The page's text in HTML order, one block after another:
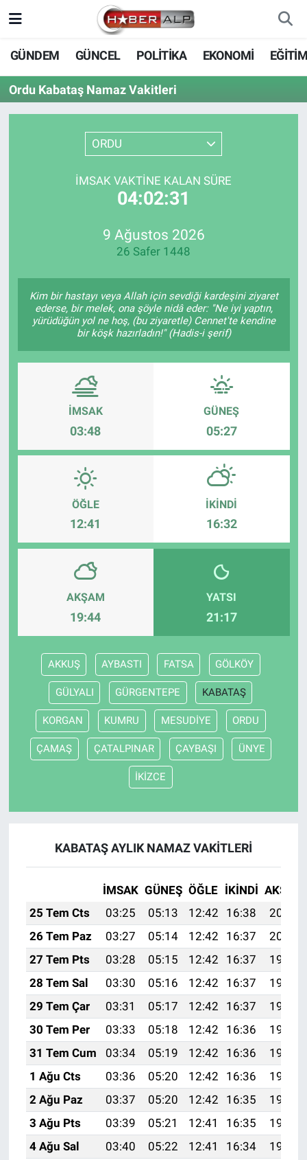
GÜNDEM GÜNCEL POLİTİKA EKONOMİ
Ordu Kabataş Namaz Vakitleri
ORDU
İMSAK VAKTINE KALAN SÜRE
04:02:31
9 Ağustos 2026
26 Safer 1448
Kim bir hastayı veya Allah için sevdiği kardeşini ziyaret
ederse, bir melek, ona şöyle nidâ eder: "Ne iyi yaptın,
yürüdüğün yol ne hoş, (bu ziyaretle) Cennet'te kendine
bir köşk hazırladın!" (Hadis-i şerif)
İMSAK
03:48
GÜNEŞ
05:27
ÖĞLE
12:41
İKINDI
16:32
AKŞAM
19:44
YATSI
21:17
AKKUŞ AYBASTI FATSA GÖLKÖY
GÜLYALI GÜRGENTEPE KABATAŞ
KORGAN KUMRU MESUDİYE ORDU
ÇAMAŞ ÇATALPINAR ÇAYBAŞI ÜNYE
İKİZCE
KABATAŞ AYLIK NAMAZ VAKITLERI
İMSAK GÜNEŞ ÖĞLE İKINDI AKŞAM
25 Tem Cts
03:25 05:13 12:42 16:38
20:01
26 Tem Paz
03:27 05:14 12:42 16:37
20:00
27 Tem Pts
03:28 05:15 12:42 16:37
19:59
28 Tem Sal
03:30 05:16 12:42 16:37
19:58
29 Tem Çar
03:31 05:17 12:42 16:37
19:57
30 Tem Per
03:33 05:18 12:42 16:36
19:56
31 Tem Cum
03:34 05:19 12:42 16:36
19:55
1 Ağu Cts
03:36 05:20 12:42 16:36
19:54
2 Ağu Paz
03:37 05:20 12:42 16:35
19:53
3 Ağu Pts
03:39 05:21 12:41 16:35
19:52
4 Ağu Sal
03:40 05:22 12:41 16:34
19:50
Nöbetçi Eczaneler
Hava Durumu
Süper Lig Puan Durumu ve Fikstür
Son Dakika Haberleri